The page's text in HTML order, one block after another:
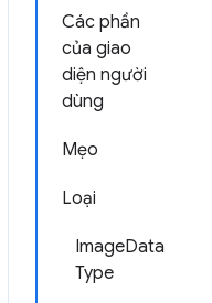
Các phần
của giao
diện người
dùng
Mẹo
Loại
ImageData
Type